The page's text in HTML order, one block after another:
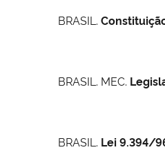
BRASIL.
BRASIL. MEC.
BRASIL. Lei 9.394/